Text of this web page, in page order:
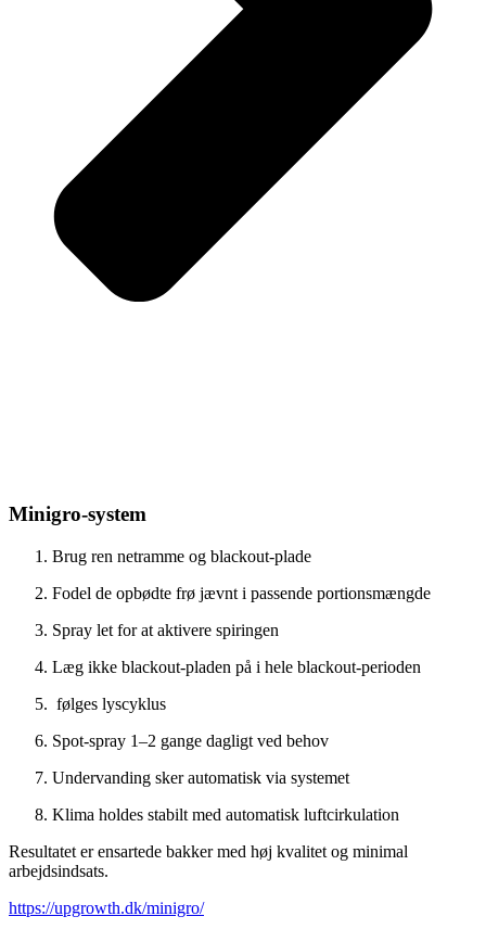
Minigro-system
Brug ren netramme og blackout-plade
Fodel de opbødte frø jævnt i passende portionsmængde
Spray let for at aktivere spiringen
Læg ikke blackout-pladen på i hele blackout-perioden
følges lyscyklus
Spot-spray 1–2 gange dagligt ved behov
Undervanding sker automatisk via systemet
Klima holdes stabilt med automatisk luftcirkulation
Resultatet er ensartede bakker med høj kvalitet og minimal
arbejdsindsats.
https://upgrowth.dk/minigro/